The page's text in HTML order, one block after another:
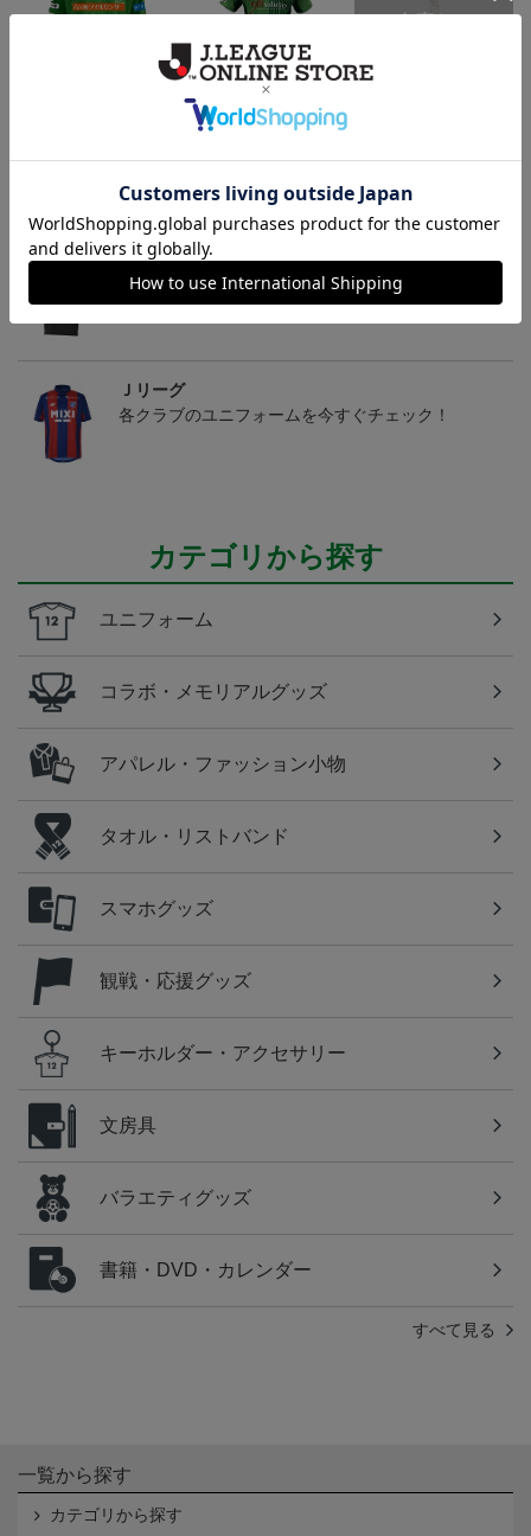
2021オーセンティックユ
トピックス
Ｊリーグ
多種多様なアパレルアイテムはこちら！！
Ｊリーグ
各クラブのユニフォームを今すぐチェック！
カテゴリから探す
ユニフォーム
コラボ・メモリアルグッズ
アパレル・ファッション小物
タオル・リストバンド
スマホグッズ
観戦・応援グッズ
キーホルダー・アクセサリー
文房具
バラエティグッズ
書籍・DVD・カレンダー
すべて見る
一覧から探す
カテゴリから探す